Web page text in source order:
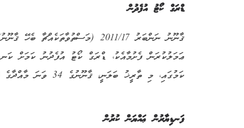
ޑްރަގް ކޯޓު އުފެދުން
ޢަމަލުކުރަން ފެށުމާއެކު، ޑްރަގް ކޯޓު އުފެދުނު ކަމަށް
ކަމުގައި، މި ތާރީޚު ބަލަނީ، ޤާނޫނުގެ 34 ވަނަ މާއްދާގެ (ހ) ގައިވާ ނައްޞަށް ރިޢާޔަތް ކޮށްގެންނެވެ.
ފަނޑިޔާރުން ޢައްޔަން ކުރުން